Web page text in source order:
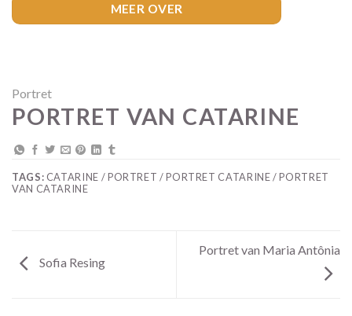
MEER OVER
Portret
PORTRET VAN CATARINE
TAGS: CATARINE / PORTRET / PORTRET CATARINE / PORTRET
VAN CATARINE
Sofia Resing
Portret van Maria Antônia